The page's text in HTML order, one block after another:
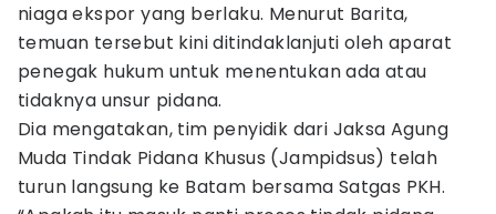
niaga ekspor yang berlaku. Menurut Barita,
temuan tersebut kini ditindaklanjuti oleh aparat
penegak hukum untuk menentukan ada atau
tidaknya unsur pidana.
Dia mengatakan, tim penyidik dari Jaksa Agung
Muda Tindak Pidana Khusus (Jampidsus) telah
turun langsung ke Batam bersama Satgas PKH.